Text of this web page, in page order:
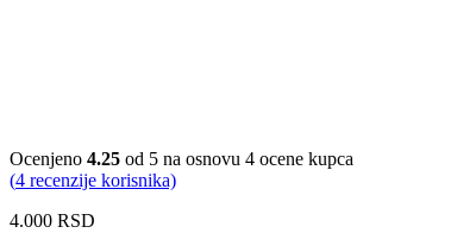
Ocenjeno 4.25 od 5 na osnovu 4 ocene kupca
(4 recenzije korisnika)
4.000 RSD